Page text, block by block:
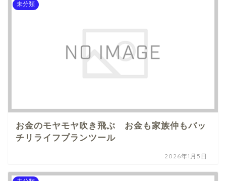
未分類
お金のモヤモヤ吹き飛ぶ お金も家族仲もバッ
チリライフプランツール
2026年1月5日